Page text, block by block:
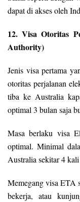
dapat di akses oleh
12. Visa Otoritas
Authority)
Jenis visa pertama
otoritas perjalanan
tiba ke Australia
optimal 3 bulan saja
Masa berlaku visa
optimal. Minimal
Australia sekitar 4
Memegang visa ETA
bekerja, atau